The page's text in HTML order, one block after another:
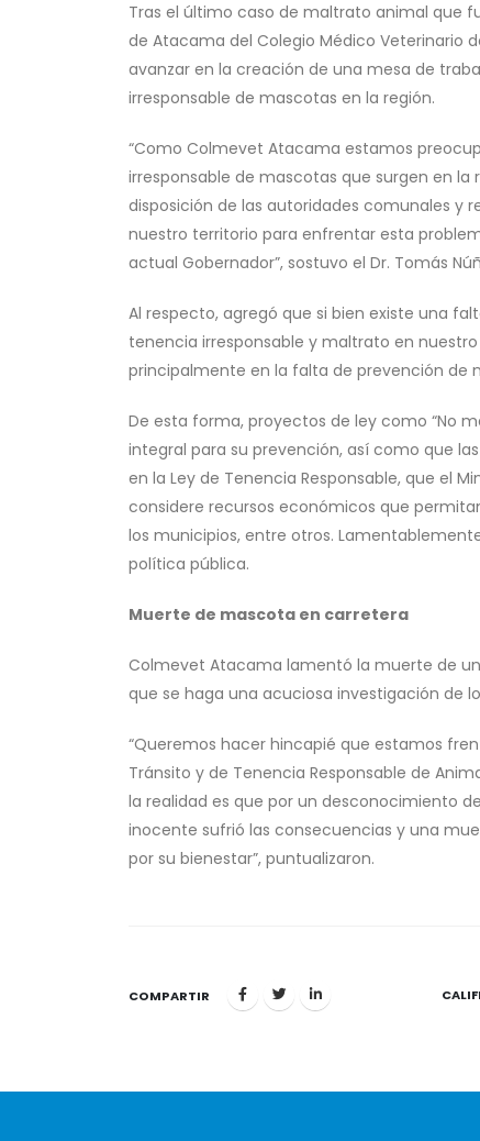
Tras el último caso de maltrato animal que
de Atacama del Colegio Médico Veterinario
avanzar en la creación de una mesa de
irresponsable de mascotas en la región.
“Como Colmevet Atacama estamos
irresponsable de mascotas que surgen en la
disposición de las autoridades comunales y
nuestro territorio para enfrentar esta
actual Gobernador”, sostuvo el Dr. Tomás
Al respecto, agregó que si bien existe una
tenencia irresponsable y maltrato en
principalmente en la falta de prevención de
De esta forma, proyectos de ley como “No
integral para su prevención, así como que
en la Ley de Tenencia Responsable, que el
considere recursos económicos que
los municipios, entre otros.
política pública.
Muerte de mascota en carretera
Colmevet Atacama lamentó la muerte de
que se haga una acuciosa investigación de
“Queremos hacer hincapié que estamos
Tránsito y de Tenencia Responsable de
la realidad es que por un desconocimiento
inocente sufrió las consecuencias y una
por su bienestar”, puntualizaron.
COMPARTIR 1